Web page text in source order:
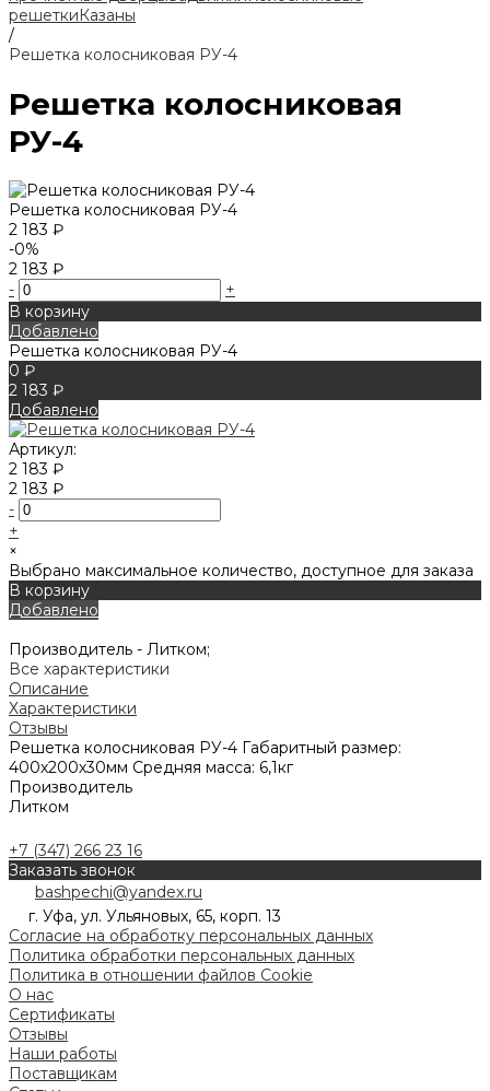
решеткиКазаны
/
Решетка колосниковая РУ-4
Решетка колосниковая
РУ-4
Решетка колосниковая РУ-4
2 183 ₽
-0%
2 183 ₽
-
+
В корзину
Добавлено
Решетка колосниковая РУ-4
0 ₽
2 183 ₽
Добавлено
Артикул:
2 183 ₽
2 183 ₽
-
+
×
Выбрано максимальное количество, доступное для заказа
В корзину
Добавлено
Производитель - Литком;
Все характеристики
Описание
Характеристики
Отзывы
Решетка колосниковая РУ-4 Габаритный размер:
400х200х30мм Средняя масса: 6,1кг
Производитель
Литком
+7 (347) 266 23 16
Заказать звонок
bashpechi@yandex.ru
г. Уфа, ул. Ульяновых, 65, корп. 13
Согласие на обработку персональных данных
Политика обработки персональных данных
Политика в отношении файлов Cookie
О нас
Сертификаты
Отзывы
Наши работы
Поставщикам